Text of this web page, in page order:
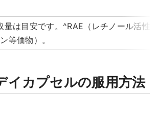
量は目安です。^RAE（レチノール活性
等価物）。
イカプセルの服用方法